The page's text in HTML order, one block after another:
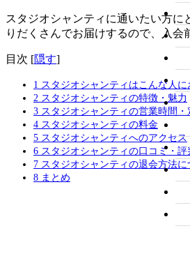
スタジオシャンティに通いたい方に
りだくさんでお届けするので、入会
目次 [隠す]
1 スタジオシャンティはこんな人に
2 スタジオシャンティの特徴・魅力
3 スタジオシャンティの営業時間・
4 スタジオシャンティの料金
5 スタジオシャンティへのアクセス
6 スタジオシャンティの口コミ・評
7 スタジオシャンティの退会方法に
8 まとめ